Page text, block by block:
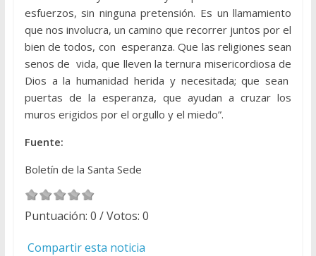
esfuerzos, sin ninguna pretensión. Es un llamamiento
que nos involucra, un camino que recorrer juntos por el
bien de todos, con esperanza. Que las religiones sean
senos de vida, que lleven la ternura misericordiosa de
Dios a la humanidad herida y necesitada; que sean
puertas de la esperanza, que ayudan a cruzar los
muros erigidos por el orgullo y el miedo”.
Fuente:
Boletín de la Santa Sede
Puntuación: 0 / Votos: 0
Compartir esta noticia